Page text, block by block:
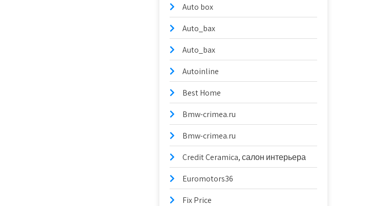
Auto box
Auto_bax
Auto_bax
Autoinline
Best Home
Bmw-crimea.ru
Bmw-crimea.ru
Credit Ceramica, салон интерьера
Euromotors36
Fix Price